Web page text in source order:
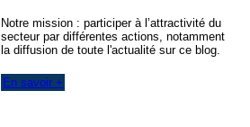
Notre mission : participer à l’attractivité du
secteur par différentes actions, notamment
la diffusion de toute l'actualité sur ce blog.
En savoir +